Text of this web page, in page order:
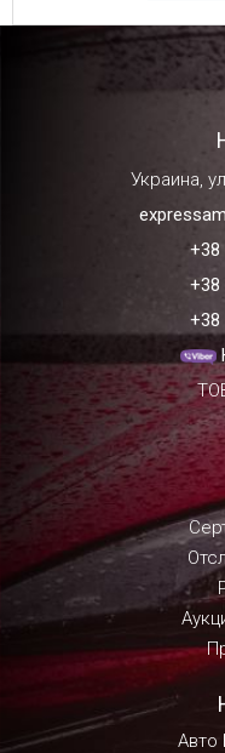
Украина,
+38
+38
+38
Авто